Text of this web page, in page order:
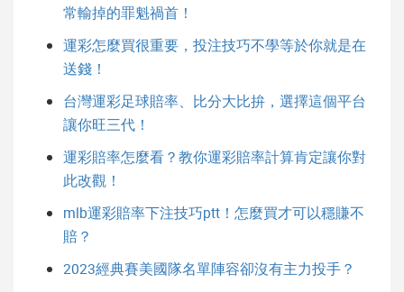
常輸掉的罪魁禍首！
運彩怎麼買很重要，投注技巧不學等於你就是在
送錢！
台灣運彩足球賠率、比分大比拚，選擇這個平台
讓你旺三代！
運彩賠率怎麼看？教你運彩賠率計算肯定讓你對
此改觀！
mlb運彩賠率下注技巧ptt！怎麼買才可以穩賺不
賠？
2023經典賽美國隊名單陣容卻沒有主力投手？